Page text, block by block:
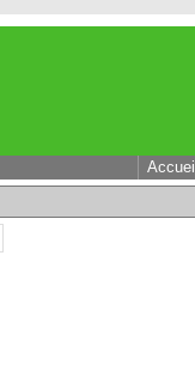
Accueil